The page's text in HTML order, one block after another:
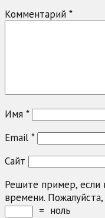
Комментарий *
Имя *
Email *
Сайт
Решите пример, если
времени.
= ноль